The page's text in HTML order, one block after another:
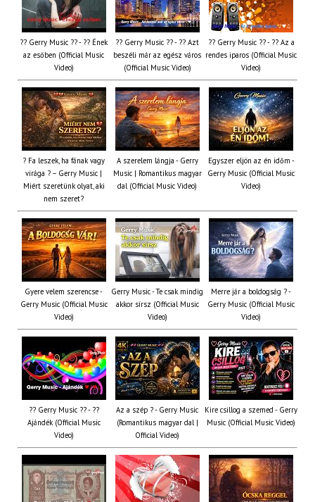
?? Gerry Music ?? - ?? Ének
az esőben (Official Music
Video)
?? Gerry Music ?? - ?? Azt
beszéli már az egész város
(Official Music Video)
?? Gerry Music ?? - ?? Az a
rendes iparos (Official Music
Video)
? Fa leszek, ha fának vagy
virága ? – Gerry Music |
Miért szeretünk olyat, aki
nem szeret?
A szerelem lángja - Gerry
Music | Romantikus magyar
dal (Official Music Video)
Egyszer eljön az én időm -
Gerry Music (Official Music
Video)
Gyere velem szerencse -
Gerry Music (Official Music
Video)
Gerry Music - Te csak mindig
akkor sírsz (Official Music
Video)
Merre jár a boldogság ? -
Gerry Music (Official Music
Video)
?? Gerry Music ?? - ??
Ajándék (Official Music
Video)
Az a szép ? - Gerry Music
(Romantikus magyar dal |
Official Video)
Kire csillog a szemed - Gerry
Music (Official Music Video)